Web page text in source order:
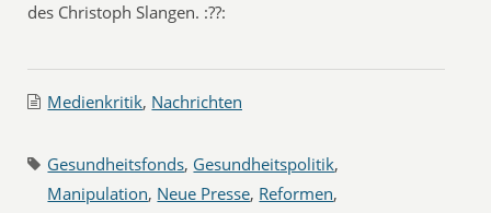
des Christoph Slangen. :??:
Medienkritik, Nachrichten
Gesundheitsfonds, Gesundheitspolitik,
Manipulation, Neue Presse, Reformen,